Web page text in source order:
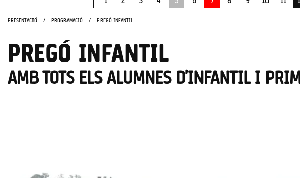
PRESENTACIÓ PROGRAMACIÓ PREGÓ INFANTIL
PREGÓ INFANTIL
AMB TOTS ELS ALUMNES D'INFANTIL I